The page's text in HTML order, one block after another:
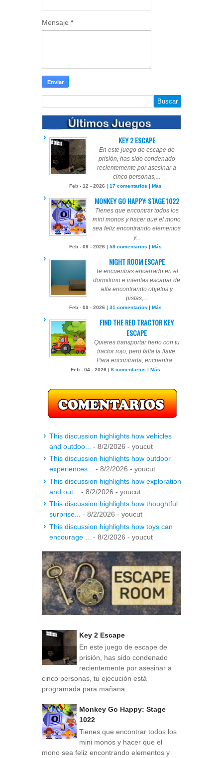
Mensaje *
KEY 2 ESCAPE
En este juego de escape de
prisión, has sido condenado
recientemente por asesinar a
cinco personas,...
Feb - 12 - 2026 | 17 comentarios | Más
MONKEY GO HAPPY: STAGE 1022
Tienes que encontrar todos los
mini monos y hacer que el mono
sea feliz encontrando elementos
y...
Feb - 09 - 2026 | 58 comentarios | Más
NIGHT ROOM ESCAPE
Te encuentras encerrado en el
dormitorio e intentas escapar de
ella encontrando objetos y
pistas,...
Feb - 09 - 2026 | 31 comentarios | Más
FIND THE RED TRACTOR KEY
ESCAPE
Quieres transportar heno con tu
tractor rojo, pero falta la llave.
Para encontrarla, encuentra...
Feb - 04 - 2026 | 6 comentarios | Más
This discussion highlights how vehicles
and outdoo...
- 8/2/2026 - youcut
This discussion highlights how outdoor
experiences... - 8/2/2026 - youcut
This discussion highlights how exploration
and out...
- 8/2/2026 - youcut
This discussion highlights how thoughtful
surprise... - 8/2/2026 - youcut
This discussion highlights how toys can
encourage ...
- 8/2/2026 - youcut
Key 2 Escape
En este juego de escape de
prisión, has sido condenado
recientemente por asesinar a
cinco personas, tu ejecución está
programada para mañana...
Monkey Go Happy: Stage
1022
Tienes que encontrar todos los
mini monos y hacer que el
mono sea feliz encontrando elementos y